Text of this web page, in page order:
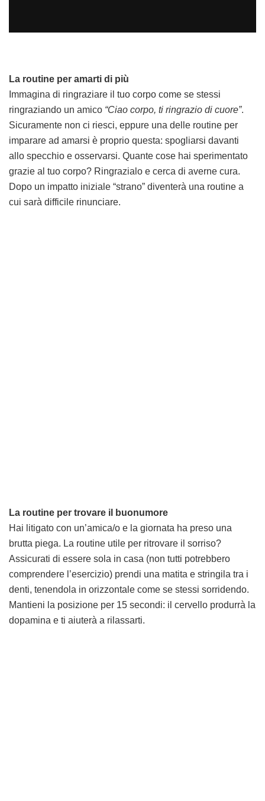
La routine per amarti di più
Immagina di ringraziare il tuo corpo come se stessi
ringraziando un amico “Ciao corpo, ti ringrazio di cuore”.
Sicuramente non ci riesci, eppure una delle routine per
imparare ad amarsi è proprio questa: spogliarsi davanti
allo specchio e osservarsi. Quante cose hai sperimentato
grazie al tuo corpo? Ringrazialo e cerca di averne cura.
Dopo un impatto iniziale “strano” diventerà una routine a
cui sarà difficile rinunciare.
La routine per trovare il buonumore
Hai litigato con un’amica/o e la giornata ha preso una
brutta piega. La routine utile per ritrovare il sorriso?
Assicurati di essere sola in casa (non tutti potrebbero
comprendere l’esercizio) prendi una matita e stringila tra i
denti, tenendola in orizzontale come se stessi sorridendo.
Mantieni la posizione per 15 secondi: il cervello produrrà la
dopamina e ti aiuterà a rilassarti.